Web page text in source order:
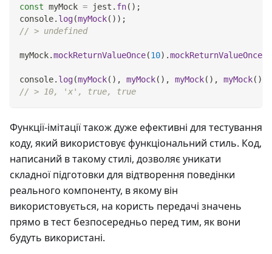
const myMock = jest . fn( ) ;
console. log(myMock( ) ) ;
// > undefined
myMock.mockReturnValueOnce(10) .mockReturnValueOnce
console. log(myMock( ) , myMock( ) , myMock( ) , myMock( )
// > 10, 'x', true, true
Функції-імітації також дуже ефективні для тестування
коду, який використовує функціональний стиль. Код,
написаний в такому стилі, дозволяє уникати
складної підготовки для відтворення поведінки
реального компоненту, в якому він
використовується, на користь передачі значень
прямо в тест безпосередньо перед тим, як вони
будуть використані.